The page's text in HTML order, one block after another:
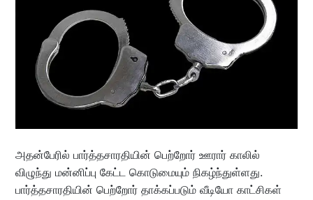
அதன்பேரில் பார்த்தசாரதியின் பெற்றோர் ஊரார் காலில்
விழுந்து மன்னிப்பு கேட்ட கொடுமையும் நிகழ்ந்துள்ளது.
பார்த்தசாரதியின் பெற்றோர் தாக்கப்படும் வீடியோ காட்சிகள்